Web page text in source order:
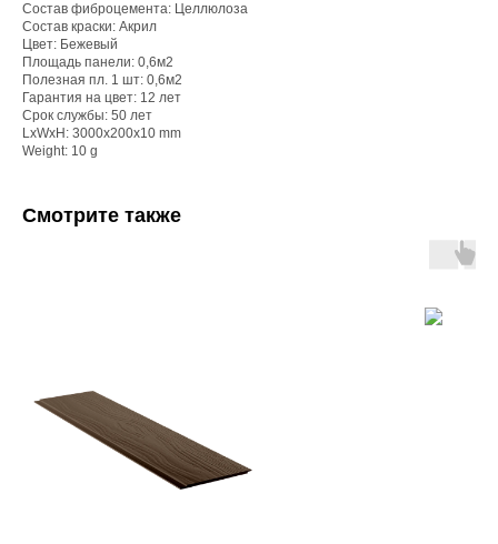
Состав фиброцемента: Целлюлоза
Состав краски: Акрил
Цвет: Бежевый
Площадь панели: 0,6м2
Полезная пл. 1 шт: 0,6м2
Гарантия на цвет: 12 лет
Срок службы: 50 лет
LxWxH: 3000x200x10 mm
Weight: 10 g
Смотрите также